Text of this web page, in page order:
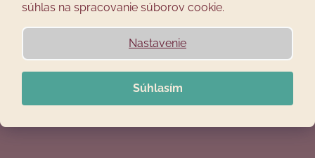
súhlas na spracovanie súborov cookie.
Nastavenie
Súhlasím
Smokemeister® Elektrické udiarne
e
u
e